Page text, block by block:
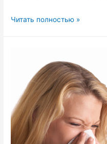
Лечение
Читать полностью »